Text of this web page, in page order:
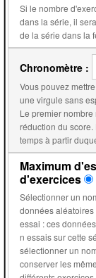
Si le nombre
dans la série, il sera possible de choisir l'ordre au moment de l'insertion
de la série dans la
Chronomètre :
Vous pouvez
une virgule sans
Le premier
réduction du score. Le second, par défaut égal au premier, représente le
temps à partir
Maximum
d'exercices
Sélectionner un
données
essai : ces données ne varieront qu'en cas de bonne réponse ou après
n essais sur cette série. Pour une série d'exercices dont
sélectionner un nombre n
conserver les